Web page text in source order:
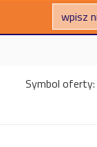
Symbol oferty: